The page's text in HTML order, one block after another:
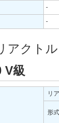
-
-
アクト
V級
リ
形式